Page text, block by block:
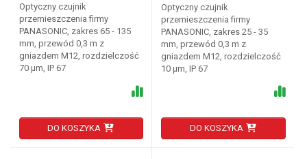
Optyczny czujnik
przemieszczenia firmy
PANASONIC, zakres 65 - 135
mm, przewód 0,3 m z
gniazdem M12, rozdzielczość
70 µm, IP 67
DO KOSZYKA
Optyczny czujnik
przemieszczenia firmy
PANASONIC, zakres 25 - 35
mm, przewód 0,3 m z
gniazdem M12, rozdzielczość
10 µm, IP 67
DO KOSZYKA